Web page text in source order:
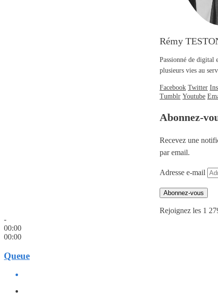
Rémy
Passionné de digital
plusieurs vies au
Facebook Twitter
Tumblr Youtube
Abonnez-
Recevez une
par email.
Adresse e-mail
Abonnez-vous
Rejoignez les 1
-
00:00
00:00
Queue